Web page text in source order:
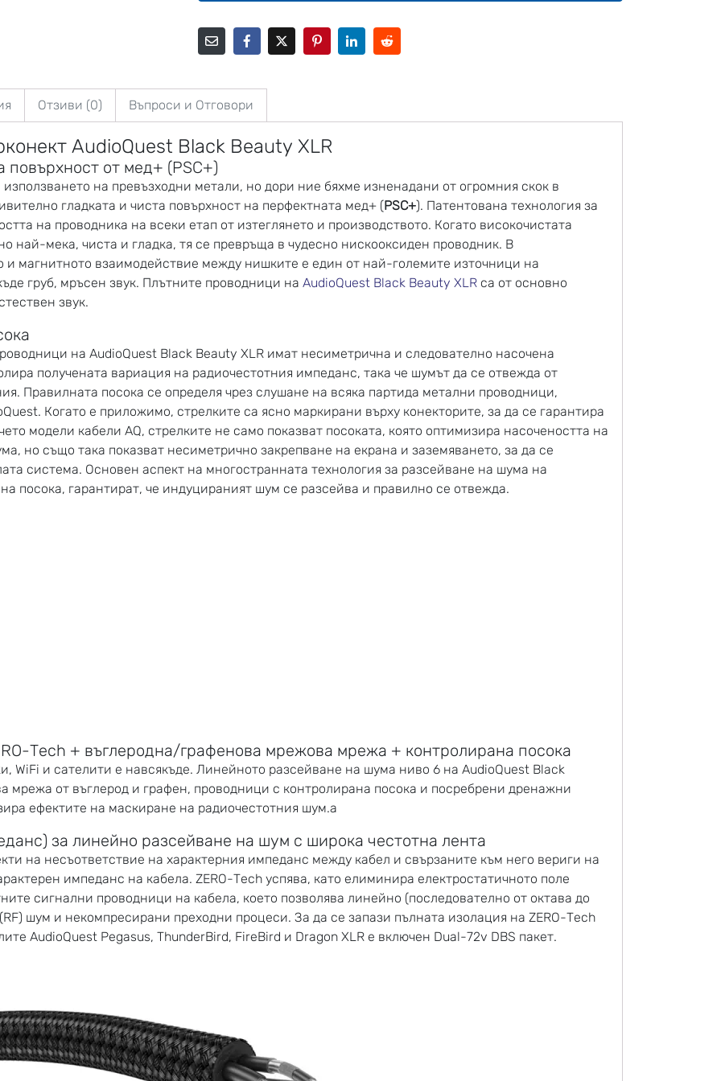
Отзиви (0) Въпроси и Отговори
AudioQuest Black Beauty XLR
от мед+ (PSC+)
на превъзходни метали, но дори ние бяхме изненадани от огромния скок в
гладката и чиста повърхност на перфектната мед+ (PSC+). Патентована технология за
на проводника на всеки етап от изтеглянето и производството. Когато високочистата
най-мека, чиста и гладка, тя се превръща в чудесно нискооксиден проводник. В
и магнитното взаимодействие между нишките е един от най-големите източници на
груб, мръсен звук. Плътните проводници на AudioQuest Black Beauty XLR са от основно
звук.
на AudioQuest Black Beauty XLR имат несиметрична и следователно насочена
получената вариация на радиочестотния импеданс, така че шумът да се отвежда от
Правилната посока се определя чрез слушане на всяка партида метални проводници,
Когато е приложимо, стрелките са ясно маркирани върху конекторите, за да се гарантира
модели кабели AQ, стрелките не само показват посоката, която оптимизира насочеността на
но също така показват несиметрично закрепване на екрана и заземяването, за да се
система. Основен аспект на многостранната технология за разсейване на шума на
посока, гарантират, че индуцираният шум се разсейва и правилно се отвежда.
Tech + въглеродна/графенова мрежова мрежа + контролирана посока
WiFi и сателити е навсякъде. Линейното разсейване на шума ниво 6 на AudioQuest Black
мрежа от въглерод и графен, проводници с контролирана посока и посребрени дренажни
ефектите на маскиране на радиочестотния шум.а
за линейно разсейване на шум с широка честотна лента
на несъответствие на характерния импеданс между кабел и свързаните към него вериги на
импеданс на кабела. ZERO-Tech успява, като елиминира електростатичното поле
сигнални проводници на кабела, което позволява линейно (последователно от октава до
шум и некомпресирани преходни процеси. За да се запази пълната изолация на ZERO-Tech
AudioQuest Pegasus, ThunderBird, FireBird и Dragon XLR е включен Dual-72v DBS пакет.